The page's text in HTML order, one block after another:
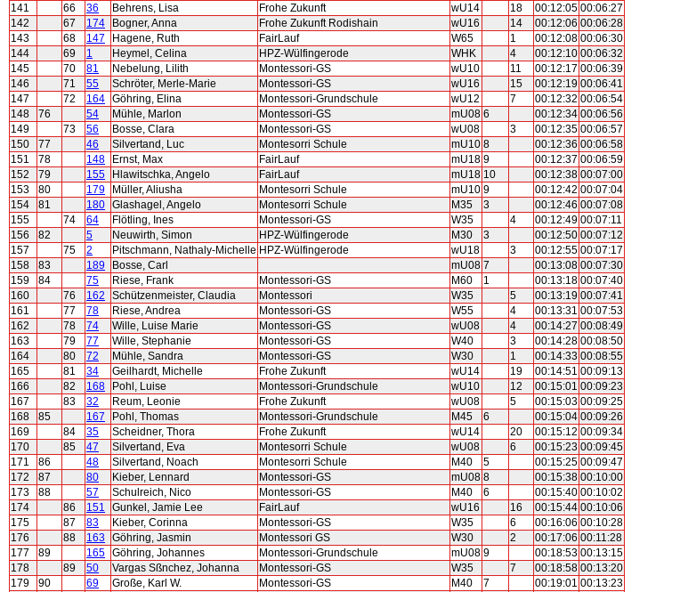
141
66 36 Behrens, Lisa Frohe Zukunft wU14 18 00:12:05 00:06:27
142
67 174 Bogner, Anna Frohe Zukunft Rodishain wU16 14 00:12:06 00:06:28
143
68 147 Hagene, Ruth FairLauf W65 1 00:12:08 00:06:30
144
69 1 Heymel, Celina HPZ-Wülfingerode WHK 4 00:12:10 00:06:32
145
70 81 Nebelung, Lilith Montessori-GS wU10 11 00:12:17 00:06:39
146
71 55 Schröter, Merle-Marie Montessori-GS wU16 15 00:12:19 00:06:41
147
72 164 Göhring, Elina Montessori-Grundschule wU12 7 00:12:32 00:06:54
148
76 54 Mühle, Marlon Montessori-GS mU08 6 00:12:34 00:06:56
149
73 56 Bosse, Clara Montessori-GS wU08 3 00:12:35 00:06:57
150
77 46 Silvertand, Luc Montesorri Schule mU10 8 00:12:36 00:06:58
151
78 148 Ernst, Max FairLauf mU18 9 00:12:37 00:06:59
152
79 155 Hlawitschka, Angelo FairLauf mU18 10 00:12:38 00:07:00
153
80 179 Müller, Aliusha Montesorri Schule mU10 9 00:12:42 00:07:04
154
81 180 Glashagel, Angelo Montesorri Schule M35 3 00:12:46 00:07:08
155
74 64 Flötling, Ines Montessori-GS W35 4 00:12:49 00:07:11
156
82 5 Neuwirth, Simon HPZ-Wülfingerode M30 3 00:12:50 00:07:12
157
75 2 Pitschmann, Nathaly-Michelle HPZ-Wülfingerode wU18 3 00:12:55 00:07:17
158
83 189 Bosse, Carl mU08 7 00:13:08 00:07:30
159
84 75 Riese, Frank Montessori-GS M60 1 00:13:18 00:07:40
160
76 162 Schützenmeister, Claudia Montessori W35 5 00:13:19 00:07:41
161
77 78 Riese, Andrea Montessori-GS W55 4 00:13:31 00:07:53
162
78 74 Wille, Luise Marie Montessori-GS wU08 4 00:14:27 00:08:49
163
79 77 Wille, Stephanie Montessori-GS W40 3 00:14:28 00:08:50
164
80 72 Mühle, Sandra Montessori-GS W30 1 00:14:33 00:08:55
165
81 34 Geilhardt, Michelle Frohe Zukunft wU14 19 00:14:51 00:09:13
166
82 168 Pohl, Luise Montessori-Grundschule wU10 12 00:15:01 00:09:23
167
83 32 Reum, Leonie Frohe Zukunft wU08 5 00:15:03 00:09:25
168
85 167 Pohl, Thomas Montessori-Grundschule M45 6 00:15:04 00:09:26
169
84 35 Scheidner, Thora Frohe Zukunft wU14 20 00:15:12 00:09:34
170
85 47 Silvertand, Eva Montesorri Schule wU08 6 00:15:23 00:09:45
171
86 48 Silvertand, Noach Montesorri Schule M40 5 00:15:25 00:09:47
172
87 80 Kieber, Lennard Montessori-GS mU08 8 00:15:38 00:10:00
173
88 57 Schulreich, Nico Montessori-GS M40 6 00:15:40 00:10:02
174
86 151 Gunkel, Jamie Lee FairLauf wU16 16 00:15:44 00:10:06
175
87 83 Kieber, Corinna Montessori-GS W35 6 00:16:06 00:10:28
176
88 163 Göhring, Jasmin Montessori GS W30 2 00:17:06 00:11:28
177
89 165 Göhring, Johannes Montessori-Grundschule mU08 9 00:18:53 00:13:15
178
89 50 Vargas Sßnchez, Johanna Montessori-GS W35 7 00:18:58 00:13:20
179
90 69 Große, Karl W. Montessori-GS M40 7 00:19:01 00:13:23